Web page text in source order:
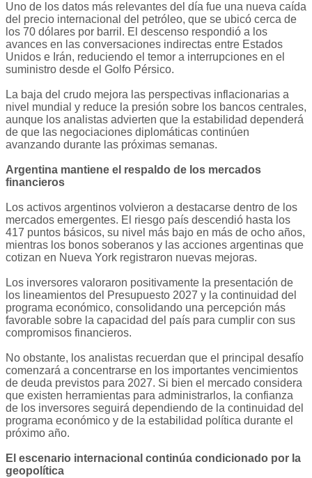
Uno de los datos más relevantes del día fue una nueva caída
del precio internacional del petróleo, que se ubicó cerca de
los 70 dólares por barril. El descenso respondió a los
avances en las conversaciones indirectas entre Estados
Unidos e Irán, reduciendo el temor a interrupciones en el
suministro desde el Golfo Pérsico.
La baja del crudo mejora las perspectivas inflacionarias a
nivel mundial y reduce la presión sobre los bancos centrales,
aunque los analistas advierten que la estabilidad dependerá
de que las negociaciones diplomáticas continúen
avanzando durante las próximas semanas.
Argentina mantiene el respaldo de los mercados
financieros
Los activos argentinos volvieron a destacarse dentro de los
mercados emergentes. El riesgo país descendió hasta los
417 puntos básicos, su nivel más bajo en más de ocho años,
mientras los bonos soberanos y las acciones argentinas que
cotizan en Nueva York registraron nuevas mejoras.
Los inversores valoraron positivamente la presentación de
los lineamientos del Presupuesto 2027 y la continuidad del
programa económico, consolidando una percepción más
favorable sobre la capacidad del país para cumplir con sus
compromisos financieros.
No obstante, los analistas recuerdan que el principal desafío
comenzará a concentrarse en los importantes vencimientos
de deuda previstos para 2027. Si bien el mercado considera
que existen herramientas para administrarlos, la confianza
de los inversores seguirá dependiendo de la continuidad del
programa económico y de la estabilidad política durante el
próximo año.
El escenario internacional continúa condicionado por la
geopolítica